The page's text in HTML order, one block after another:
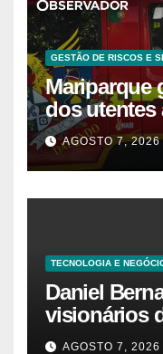
GESTÃO DE RISCOS E
Mariparque
dos utentes
Observador
AGOSTO 7, 2026
TECNOLOGIA E
Daniel
visionários
80 anos –
AGOSTO 7, 2026